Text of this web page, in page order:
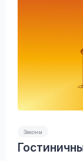
Законы